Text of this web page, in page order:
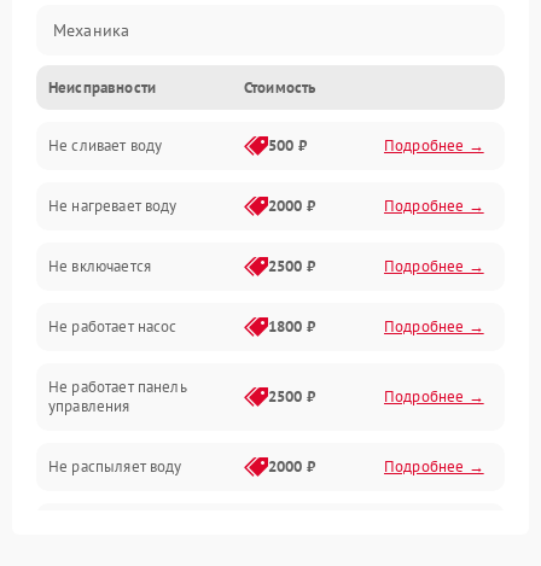
Механика
Управление
Электропитание
Датчики
Нагрев
Вода
Гигиена
Программное обеспечение
Неисправности Стоимость
Не сливает воду 500 ₽ Подробнее →
Не нагревает воду 2000 ₽ Подробнее →
Не включается 2500 ₽ Подробнее →
Не работает насос 1800 ₽ Подробнее →
Не работает панель
управления
2500 ₽ Подробнее →
Не распыляет воду 2000 ₽ Подробнее →